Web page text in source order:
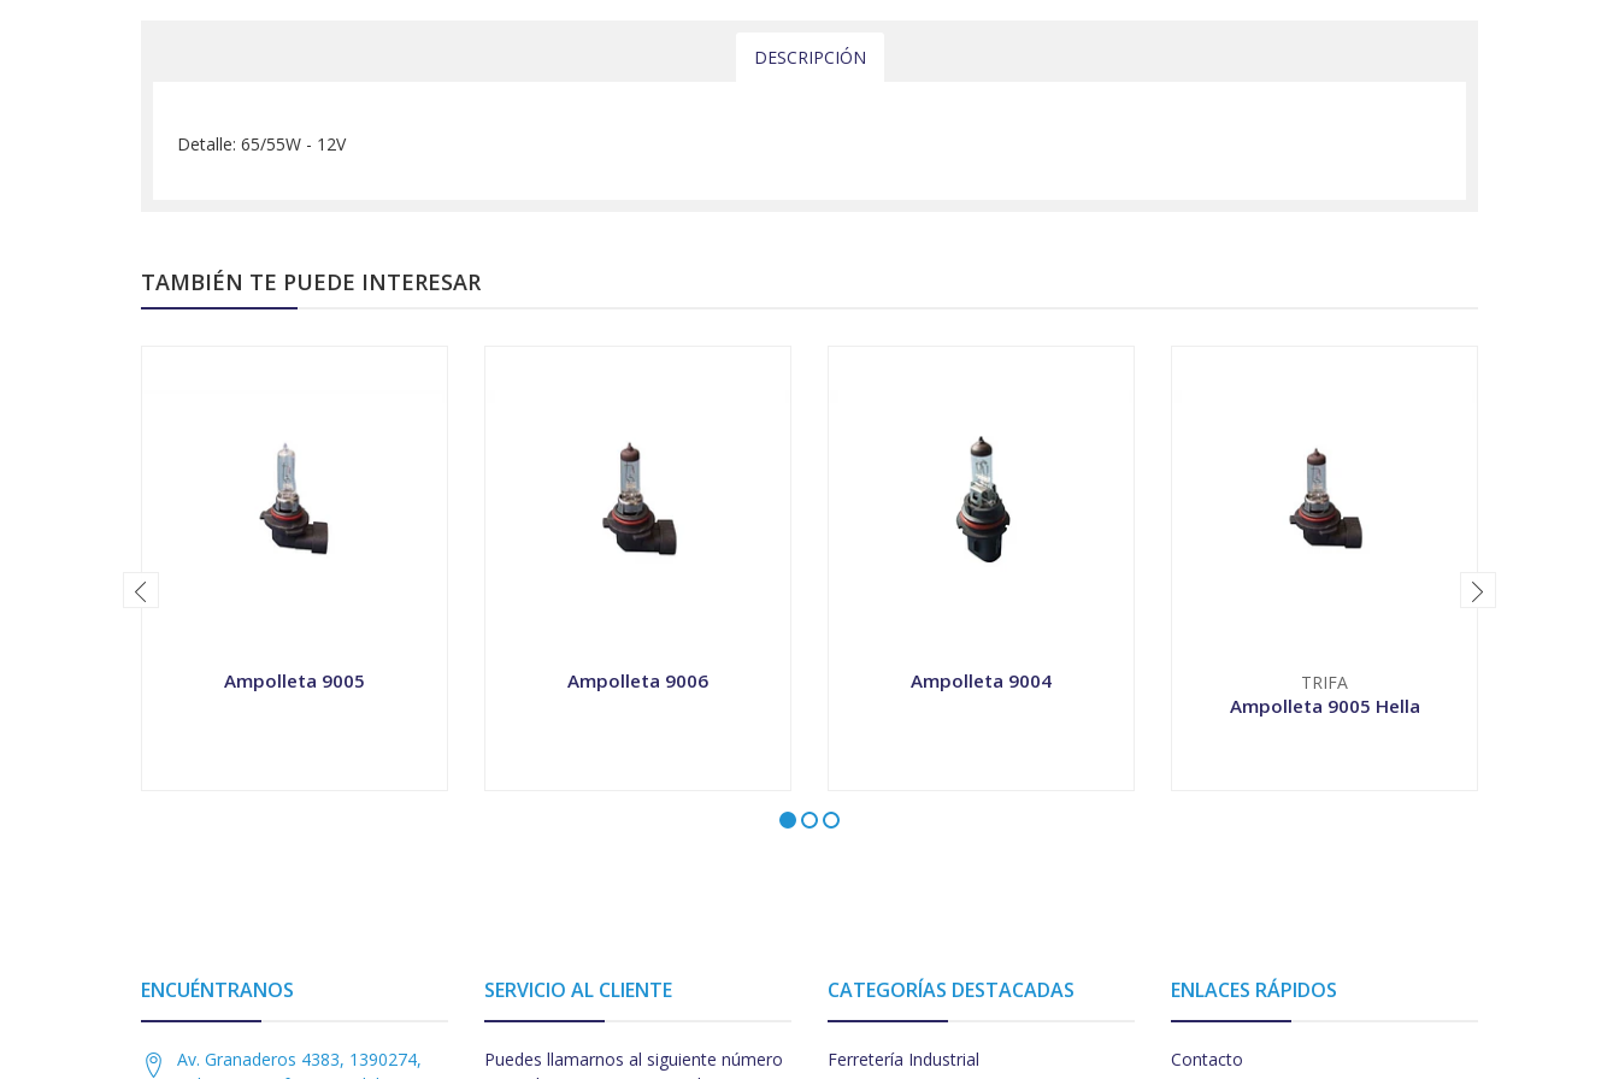
DESCRIPCIÓN
Detalle: 65/55W - 12V
TAMBIÉN TE PUEDE INTERESAR
Ampolleta 9005 Ampolleta 9006 Ampolleta 9004 TRIFA
Ampolleta 9005 Hella
ENCUÉNTRANOS
Av. Granaderos 4383, 1390274,
SERVICIO AL CLIENTE
Puedes llamarnos al siguiente número
CATEGORÍAS DESTACADAS
Ferretería Industrial
ENLACES RÁPIDOS
Contacto